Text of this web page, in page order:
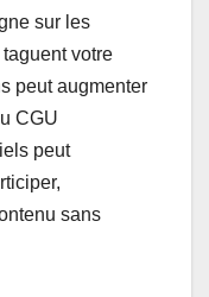
sur les
votre
peut augmenter
CGU
peut
sans